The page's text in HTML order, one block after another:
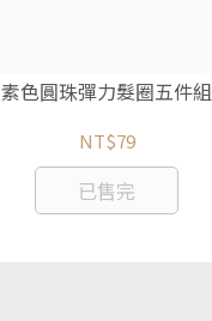
素色圓珠彈力髮圈五件組
NT$79
已售完